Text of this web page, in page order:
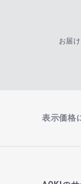
お届
表示価格